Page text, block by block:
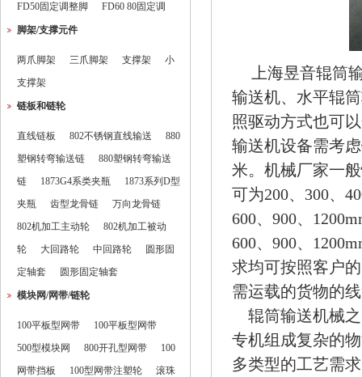
FD50固定调整脚
FD60 80固定调
脚架/支撑元件
两爪脚架 三爪脚架 支撑架
小
支撑架
链板和链轮
直线链板 802不锈钢直线输送
880
塑钢转弯输送链
880塑钢转弯输送
链
1873G4系类夹瓶
1873系列D型
夹瓶
齿型龙骨链
万向龙骨链
802机加工主动轮
802机加工被动
轮
大回路轮 中回路轮
圆形固
定轴套
圆形固定轴套
模块网/网带/链轮
100平板型网带
100平板型网带
500型模块网
800开孔型网带
100
网带挡板
100型网带注塑轮
滚珠
上海昱音辊筒
输送机、水平辊
照驱动方式也可
输送机设备需考
米。机械厂家一
可为200、300、
600、900、
600、900、
求均可按照客户
需运载的货物的
辊筒输送机械之
专机组成复杂的
多类型的工艺需